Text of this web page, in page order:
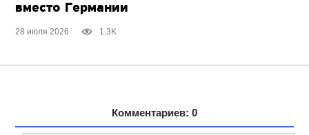
вместо Германии
28 июля 2026 1.3K
Комментариев: 0